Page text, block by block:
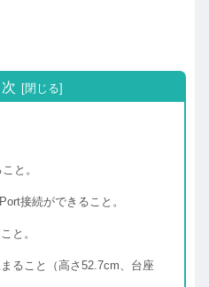
次
と。
接続ができること。
と。
ること（高さ52.7cm、台座